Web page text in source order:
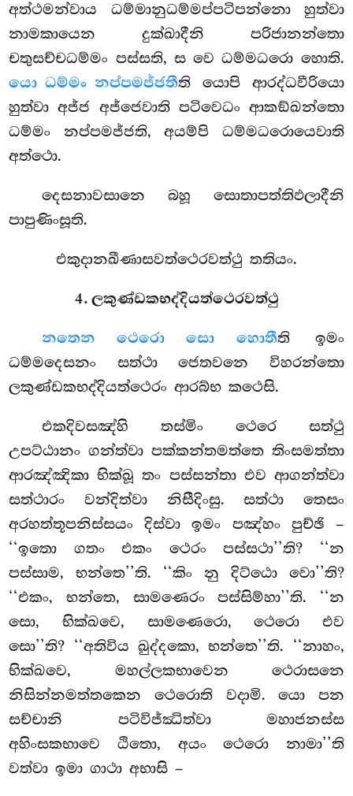
අත්ථමන්වාය ධම්මානුධම්මප්පටිපන්නො හුත්වා
නාමකායෙන දුක්ඛාදීනි පරිජානන්තො
චතුසච්චධම්මං පස්සති, ස වෙ ධම්මධරො හොති.
යො ධම්මං නප්පමජ්ජතීති යොපි ආරද්ධවීරියො
හුත්වා අජ්ජ අජ්ජෙවාති පටිවෙධං ආකඞ්ඛන්තො
ධම්මං නප්පමජ්ජති, අයම්පි ධම්මධරොයෙවාති
අත්ථො.
දෙසනාවසානෙ බහූ සොතාපත්තිඵලාදීනි
පාපුණිංසූති.
එකුදානඛීණාසවත්ථෙරවත්ථු තතියං.
4. ලකුණ්ඩකභද්දියත්ථෙරවත්ථු
නතෙන ථෙරො සො හොතීති ඉමං
ධම්මදෙසනං සත්ථා ජෙතවනෙ විහරන්තො
ලකුණ්ඩකභද්දියත්ථෙරං ආරබ්භ කථෙසි.
එකදිවසඤ්හි තස්මිං ථෙරෙ සත්ථු
උපට්ඨානං ගන්ත්වා පක්කන්තමත්තෙ තිංසමත්තා
ආරඤ්ඤිකා භික්ඛූ තං පස්සන්තා එව ආගන්ත්වා
සත්ථාරං වන්දිත්වා නිසීදිංසු. සත්ථා තෙසං
අරහත්තූපනිස්සයං දිස්වා ඉමං පඤ්හං පුච්ඡි –
‘‘ඉතො ගතං එකං ථෙරං පස්සථා’’ති? ‘‘න
පස්සාම, භන්තෙ’’ති. ‘‘කිං නු දිට්ඨො වො’’ති?
‘‘එකං, භන්තෙ, සාමණෙරං පස්සිම්හා’’ති. ‘‘න
සො, භික්ඛවෙ, සාමණෙරො, ථෙරො එව
සො’’ති? ‘‘අතිවිය ඛුද්දකො, භන්තෙ’’ති. ‘‘නාහං,
භික්ඛවෙ, මහල්ලකභාවෙන ථෙරාසනෙ
නිසින්නමත්තකෙන ථෙරොති වදාමි. යො පන
සච්චානි පටිවිජ්ඣිත්වා මහාජනස්ස
අහිංසකභාවෙ ඨිතො, අයං ථෙරො නාමා’’ති
වත්වා ඉමා ගාථා අභාසි –